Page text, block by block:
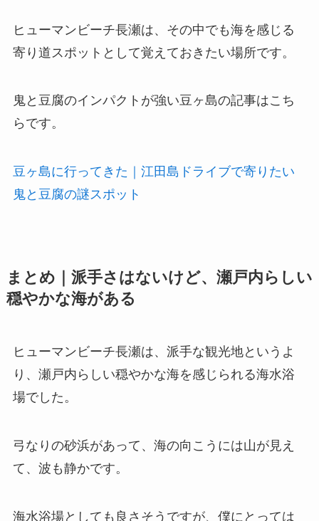
ヒューマンビーチ長瀬は、その中でも海を感じる
寄り道スポットとして覚えておきたい場所です。
鬼と豆腐のインパクトが強い豆ヶ島の記事はこち
らです。
豆ヶ島に行ってきた｜江田島ドライブで寄りたい
鬼と豆腐の謎スポット
まとめ｜派手さはないけど、瀬戸内らしい
穏やかな海がある
ヒューマンビーチ長瀬は、派手な観光地というよ
り、瀬戸内らしい穏やかな海を感じられる海水浴
場でした。
弓なりの砂浜があって、海の向こうには山が見え
て、波も静かです。
海水浴場としても良さそうですが、僕にとっては